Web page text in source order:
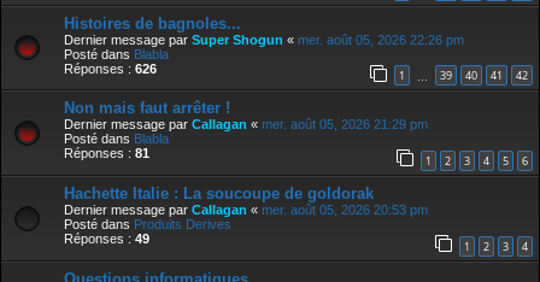
Histoires de bagnoles...
Dernier message par Super Shogun « mer. août 05, 2026 22:26 pm
Posté dans Blabla
Réponses : 626 1 39 40 41 42
Non mais faut arrêter !
Dernier message par Callagan « mer. août 05, 2026 21:29 pm
Posté dans Blabla
Réponses : 81 1 2 3 4 5 6
Hachette Italie : La soucoupe de goldorak
Dernier message par Callagan « mer. août 05, 2026 20:53 pm
Posté dans Produits Derives
Réponses : 49 1 2 3 4
Questions informatiques